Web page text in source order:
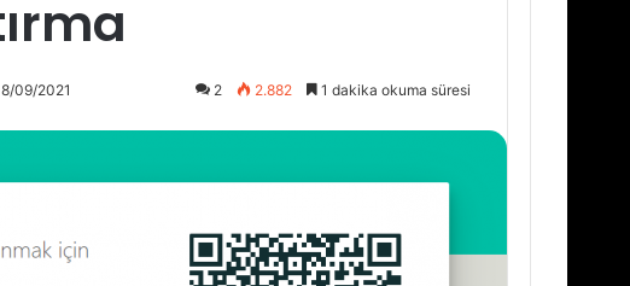
09/2021 2 2.882 1 dakika okuma süresi